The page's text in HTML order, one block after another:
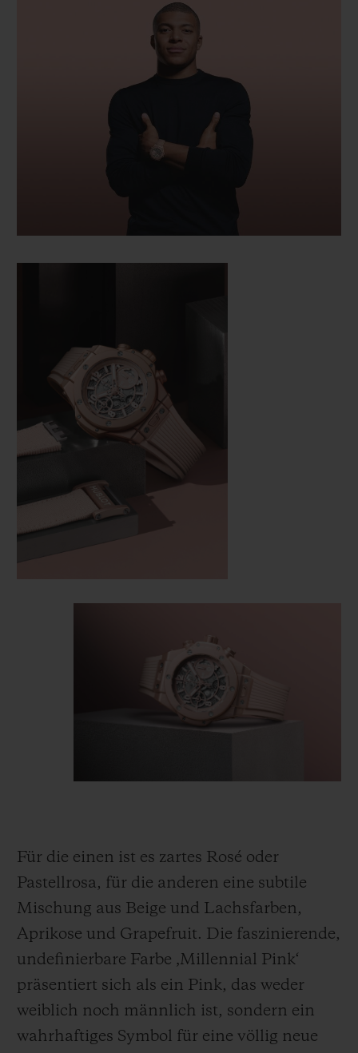
Für die einen ist es zartes Rosé oder
Pastellrosa, für die anderen eine subtile
Mischung aus Beige und Lachsfarben,
Aprikose und Grapefruit. Die faszinierende,
undefinierbare Farbe ‚Millennial Pink‘
präsentiert sich als ein Pink, das weder
weiblich noch männlich ist, sondern ein
wahrhaftiges Symbol für eine völlig neue